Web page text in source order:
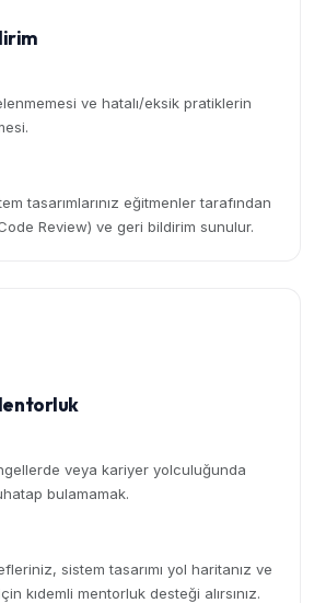
ve hatalı/eksik pratiklerin
tasarımlarınız eğitmenler tarafından
Review) ve geri bildirim sunulur.
veya kariyer yolculuğunda
bulamamak.
sistem tasarımı yol haritanız ve
kıdemli mentorluk desteği alırsınız.